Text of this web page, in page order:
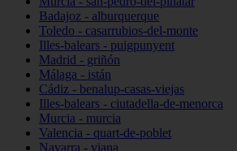
Badajoz - alburquerque
Toledo - casarrubios-del-monte
Illes-balears - puigpunyent
Madrid - griñón
Málaga - istán
Cádiz - benalup-casas-viejas
Illes-balears - ciutadella-de-menorca
Murcia - murcia
Valencia - quart-de-poblet
Navarra - viana